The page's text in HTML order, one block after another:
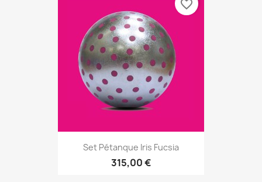
Set Pétanque Iris Fucsia
315,00 €
favorite_border